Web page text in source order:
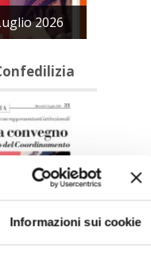
Informazioni sui cookie
2026